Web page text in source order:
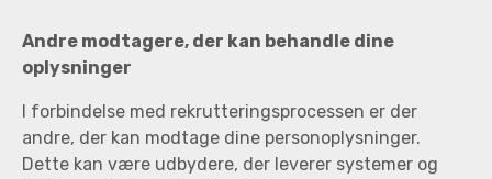
Andre modtagere, der kan behandle dine
oplysninger
I forbindelse med rekrutteringsprocessen er der
andre, der kan modtage dine personoplysninger.
Dette kan være udbydere, der leverer systemer og